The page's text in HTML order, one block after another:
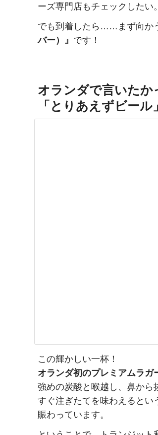
ーズ専門店もチェックしたい。
でも到着したら……まず向か
バー）』 です！
オランダで言いたか
「とりあえずビール」
この輝かしい一杯！
オランダ初のプレミアムラガ
強めの炭酸と喉越し、鼻から
すぐ注ぎたてを味わえるとい
賑わっています。